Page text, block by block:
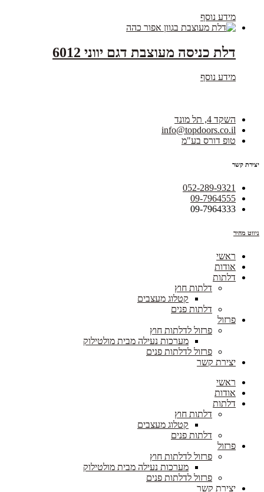
מידע נוסף
דלת כניסה מעוצבת דגם יווני 6012
מידע נוסף
השקד 4, תל מונד
info@topdoors.co.il
טופ דורס בע"מ
יצירת קשר
052-289-9321
09-7964555
09-7964333
ניווט מהיר
ראשי
אודות
דלתות
דלתות חוץ
קטלוג מעצבים
דלתות פנים
פרזול
פרזול לדלתות חוץ
מערכות נעילה מבית מולטילוק
פרזול לדלתות פנים
יצירת קשר
ראשי
אודות
דלתות
דלתות חוץ
קטלוג מעצבים
דלתות פנים
פרזול
פרזול לדלתות חוץ
מערכות נעילה מבית מולטילוק
פרזול לדלתות פנים
יצירת קשר